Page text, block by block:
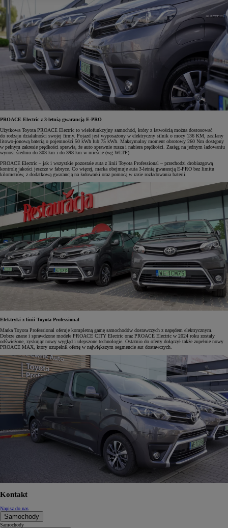
PROACE Electric z 3-letnią gwarancją E-PRO
Użytkowa Toyota PROACE Electric to wielofunkcyjny samochód, który z łatwością można dostosować
do rodzaju działalności swojej firmy. Pojazd jest wyposażony w elektryczny silnik o mocy 136 KM, zasilany
litowo-jonową baterią o pojemności 50 kWh lub 75 kWh. Maksymalny moment obrotowy 260 Nm dostępny
w pełnym zakresie prędkości sprawia, że auto sprawnie rusza i nabiera prędkości. Zasięg na jednym ładowaniu
wynosi średnio do 303 km i do 398 km w mieście (wg WLTP).
PROACE Electric – jak i wszystkie pozostałe auta z linii Toyota Professional – przechodzi drobiazgową
kontrolę jakości jeszcze w fabryce. Co więcej, marka obejmuje auta 3-letnią gwarancją E-PRO bez limitu
kilometrów, z dodatkową gwarancją na ładowarki oraz pomocą w razie rozładowania baterii.
Elektryki z linii Toyota Professional
Marka Toyota Professional oferuje kompletną gamę samochodów dostawczych z napędem elektrycznym.
Dobrze znane i sprawdzone modele PROACE CITY Electric oraz PROACE Electric w 2024 roku zostały
odświeżone, zyskując nowy wygląd i ulepszone technologie. Ostatnio do oferty dołączył także zupełnie nowy
PROACE MAX, który uzupełnił ofertę w największym segmencie aut dostawczych.
Kontakt
Napisz do nas
Samochody
Samochody